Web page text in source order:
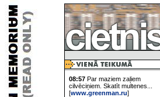
08:57 Par maziem zaļiem
cilvēciņiem. Skatīt multenes...
[www.greenman.ru]